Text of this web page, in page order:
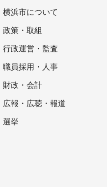
横浜市について
政策・取組
行政運営・監査
職員採用・人事
財政・会計
広報・広聴・報道
選挙